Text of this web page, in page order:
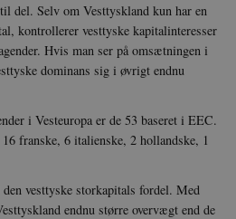
del. Selv om Vesttyskland kun har en
kontrollerer vesttyske kapitalinteresser
Hvis man ser på omsætningen i
dominans sig i øvrigt endnu
i Vesteuropa er de 53 baseret i EEC.
franske, 6 italienske, 2 hollandske, 1
vesttyske storkapitals fordel. Med
endnu større overvægt end de